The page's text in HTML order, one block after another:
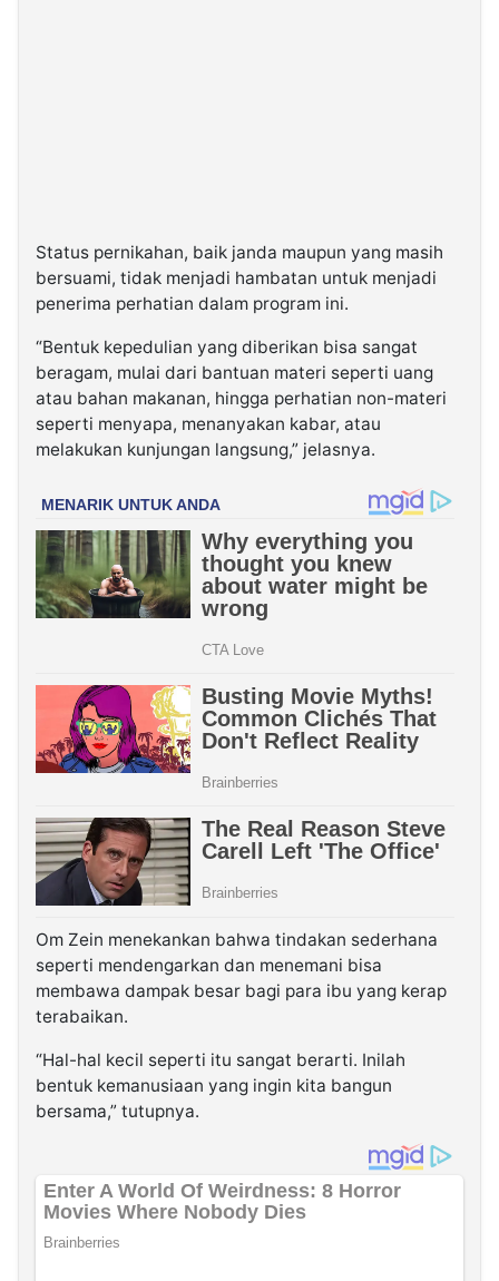
Status pernikahan, baik janda maupun yang masih
bersuami, tidak menjadi hambatan untuk menjadi
penerima perhatian dalam program ini.
“Bentuk kepedulian yang diberikan bisa sangat
beragam, mulai dari bantuan materi seperti uang
atau bahan makanan, hingga perhatian non-materi
seperti menyapa, menanyakan kabar, atau
melakukan kunjungan langsung,” jelasnya.
Om Zein menekankan bahwa tindakan sederhana
seperti mendengarkan dan menemani bisa
membawa dampak besar bagi para ibu yang kerap
terabaikan.
“Hal-hal kecil seperti itu sangat berarti. Inilah
bentuk kemanusiaan yang ingin kita bangun
bersama,” tutupnya.